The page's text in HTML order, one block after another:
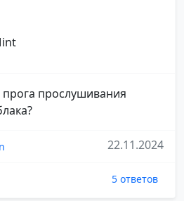
прослушивания
22.11.2024
5 ответов